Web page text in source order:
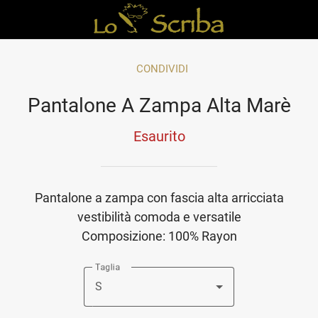
CONDIVIDI
Pantalone A Zampa Alta Marè
Esaurito
Pantalone a zampa con fascia alta arricciata
vestibilità comoda e versatile
Composizione: 100% Rayon
Taglia
S